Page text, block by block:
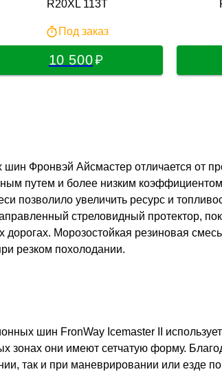
R20XL 113T
Под заказ
10 500
шин Фронвэй Айсмастер отличается
путем и более низким
позволило увеличить ресурс и
стреловидный протектор,
Морозостойкая резиновая
резком похолодании.
шин FronWay Icemaster II
зонах они имеют сетчатую форму.
так и при маневрировании или езде